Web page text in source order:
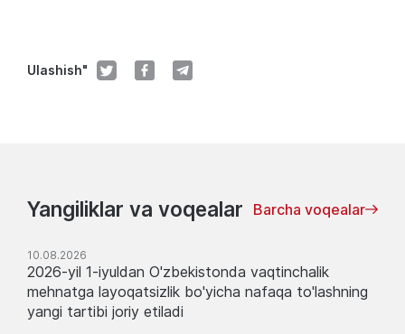
Ulashish"
Yangiliklar va voqealar Barcha voqealar
10.08.2026
2026-yil 1-iyuldan O'zbekistonda vaqtinchalik
mehnatga layoqatsizlik bo'yicha nafaqa to'lashning
yangi tartibi joriy etiladi